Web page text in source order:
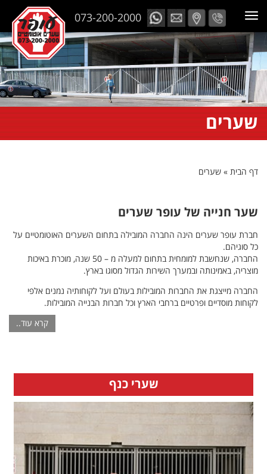
073-200-2000
שערים
דף הבית » שערים
שער חנייה של עופר שערים
חברת עופר שערים הינה החברה המובילה בתחום השערים האוטומטיים על
כל סוגיהם.
החברה, שנחשבת למומחית בתחום למעלה מ – 50 שנה, מוכרת באיכות
מוצריה, באמינותה ובמערך השירות הגדול מסוגו בארץ.
החברה מייצגת את החברות המובילות בעולם ועל לקוחותיה נמנים אלפי
לקוחות מוסדיים ופרטיים ברחבי הארץ וכל חברות הבנייה המובילות.
קרא עוד..
שערי כנף